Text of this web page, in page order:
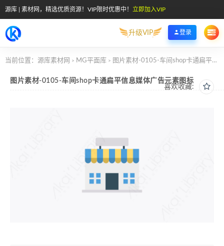
源库 | 素材网，精选优质资源！VIP限时优惠中！ 立即加入VIP
升级VIP 登录
当前位置： 源库素材网 > MG平面库 > 图片素材-0105-车间shop卡通扁平信息媒体广告元素图标
喜欢收藏:
图片素材-0105-车间shop卡通扁平信息媒体广告元素图标